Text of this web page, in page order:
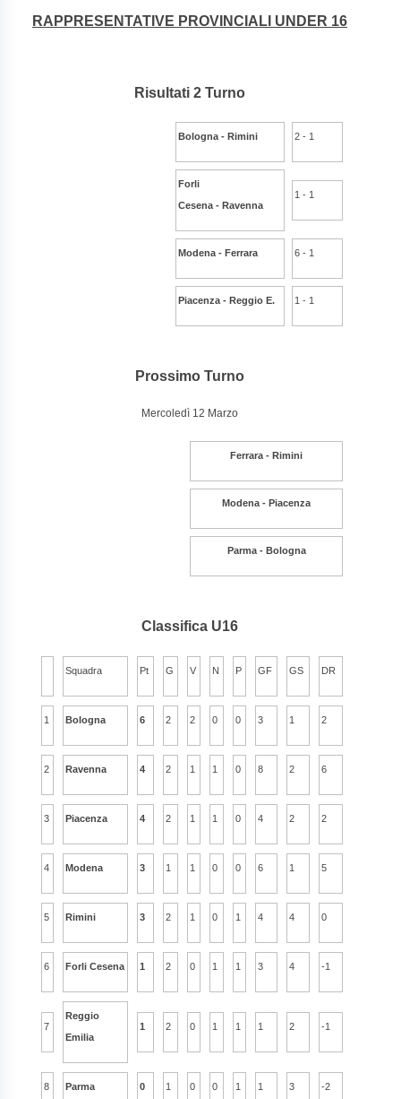
RAPPRESENTATIVE PROVINCIALI UNDER 16
Risultati 2 Turno
Bologna - Rimini 2 - 1
Forli
Cesena - Ravenna
1 - 1
Modena - Ferrara 6 - 1
Piacenza - Reggio E. 1 - 1
Prossimo Turno
Mercoledì 12 Marzo
Ferrara - Rimini
Modena - Piacenza
Parma - Bologna
Classifica U16
Squadra Pt G V N P GF GS DR
1 Bologna 6 2 2 0 0 3 1 2
2 Ravenna 4 2 1 1 0 8 2 6
3 Piacenza 4 2 1 1 0 4 2 2
4 Modena 3 1 1 0 0 6 1 5
5 Rimini 3 2 1 0 1 4 4 0
6 Forli Cesena 1 2 0 1 1 3 4 -1
7
Reggio
Emilia
1 2 0 1 1 1 2 -1
8 Parma 0 1 0 0 1 1 3 -2